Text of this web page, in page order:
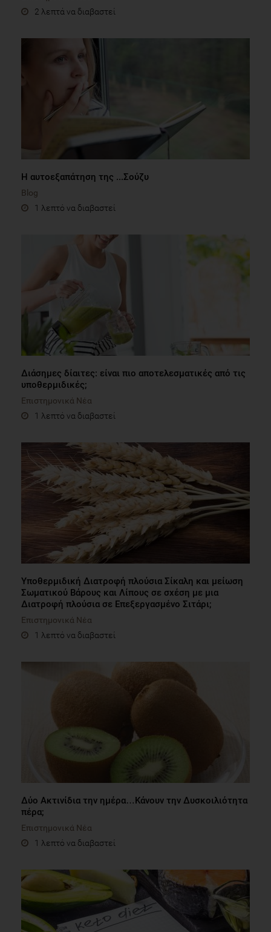
2 λεπτά να διαβαστεί
Η αυτοεξαπάτηση της ...Σούζυ
Blog
1 λεπτό να διαβαστεί
Διάσημες δίαιτες: είναι πιο αποτελεσματικές από τις
υποθερμιδικές;
Επιστημονικά Νέα
1 λεπτό να διαβαστεί
Υποθερμιδική Διατροφή πλούσια Σίκαλη και μείωση
Σωματικού Βάρους και Λίπους σε σχέση με μια
Διατροφή πλούσια σε Επεξεργασμένο Σιτάρι;
Επιστημονικά Νέα
1 λεπτό να διαβαστεί
Δύο Ακτινίδια την ημέρα…Κάνουν την Δυσκοιλιότητα
πέρα;
Επιστημονικά Νέα
1 λεπτό να διαβαστεί